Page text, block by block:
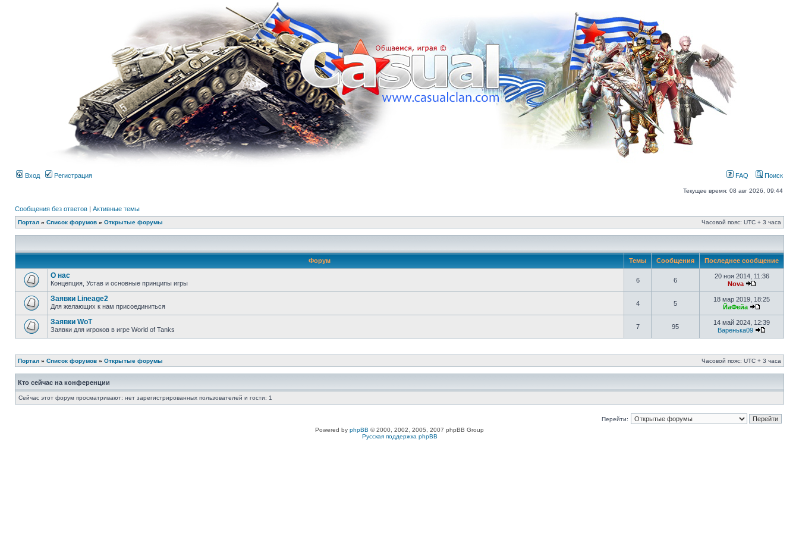
Вход Регистрация FAQ Поиск
Текущее время: 08 авг 2026, 09:44
Сообщения без ответов | Активные темы
Портал » Список форумов » Открытые форумы Часовой пояс: UTC + 3 часа
Форум Темы Сообщения Последнее сообщение
О нас
Концепция, Устав и основные принципы игры 6 6
20 ноя 2014, 11:36
Nova
Заявки Lineage2
Для желающих к нам присоединиться 4 5
18 мар 2019, 18:25
ЙаФейа
Заявки WoT
Заявки для игроков в игре World of Tanks 7 95
14 май 2024, 12:39
Варенька09
Портал » Список форумов » Открытые форумы Часовой пояс: UTC + 3 часа
Кто сейчас на конференции
Сейчас этот форум просматривают: нет зарегистрированных пользователей и гости: 1
Перейти:
Powered by phpBB © 2000, 2002, 2005, 2007 phpBB Group
Русская поддержка phpBB